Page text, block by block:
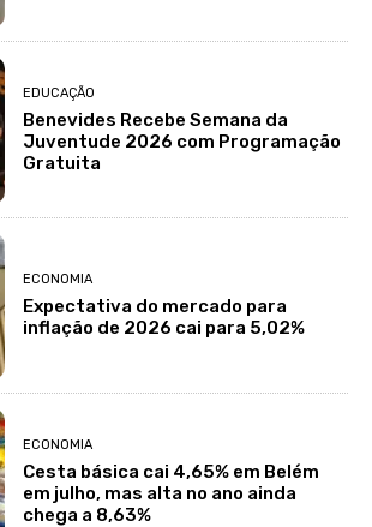
EDUCAÇÃO
Benevides Recebe Semana da
Juventude 2026 com Programação
Gratuita
ECONOMIA
Expectativa do mercado para
inflação de 2026 cai para 5,02%
ECONOMIA
Cesta básica cai 4,65% em Belém
em julho, mas alta no ano ainda
chega a 8,63%